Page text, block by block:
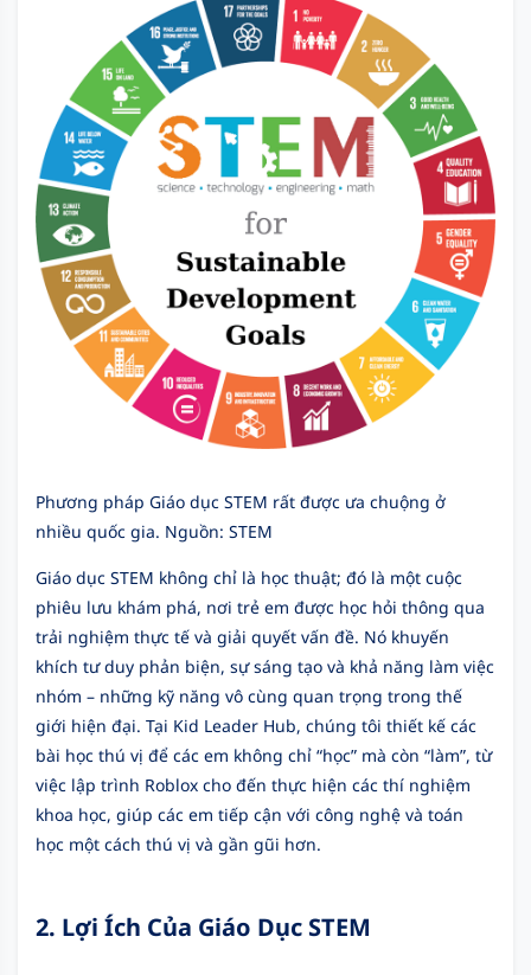
Phương pháp Giáo dục STEM rất được ưa chuộng ở
nhiều quốc gia. Nguồn: STEM
Giáo dục STEM không chỉ là học thuật; đó là một cuộc
phiêu lưu khám phá, nơi trẻ em được học hỏi thông qua
trải nghiệm thực tế và giải quyết vấn đề. Nó khuyến
khích tư duy phản biện, sự sáng tạo và khả năng làm việc
nhóm – những kỹ năng vô cùng quan trọng trong thế
giới hiện đại. Tại Kid Leader Hub, chúng tôi thiết kế các
bài học thú vị để các em không chỉ “học” mà còn “làm”, từ
việc lập trình Roblox cho đến thực hiện các thí nghiệm
khoa học, giúp các em tiếp cận với công nghệ và toán
học một cách thú vị và gần gũi hơn.
2. Lợi Ích Của Giáo Dục STEM